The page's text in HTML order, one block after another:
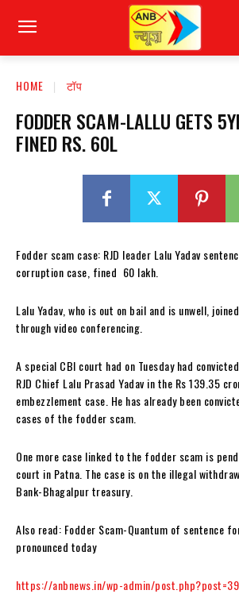
HOME टॉप
FODDER SCAM-LALLU GETS
FINED RS. 60L
Fodder scam case: RJD leader Lalu Yadav
corruption case, fined ₹ 60 lakh.
Lalu Yadav, who is out on bail and is unwell,
through video conferencing.
A special CBI court had on Tuesday had
RJD Chief Lalu Prasad Yadav in the Rs 139.35
embezzlement case. He has already been
cases of the fodder scam.
One more case linked to the fodder scam is
court in Patna. The case is on the illegal
Bank-Bhagalpur treasury.
Also read: Fodder Scam-Quantum of sentence
pronounced today
https://anbnews.in/wp-admin/